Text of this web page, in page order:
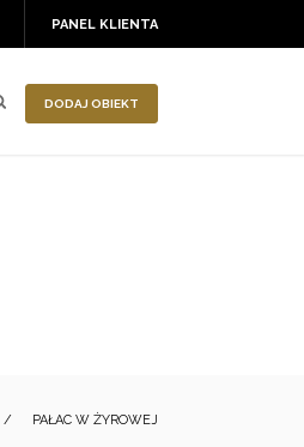
PANEL KLIENTA
DODAJ OBIEKT
/ PAŁAC W ŻYROWEJ